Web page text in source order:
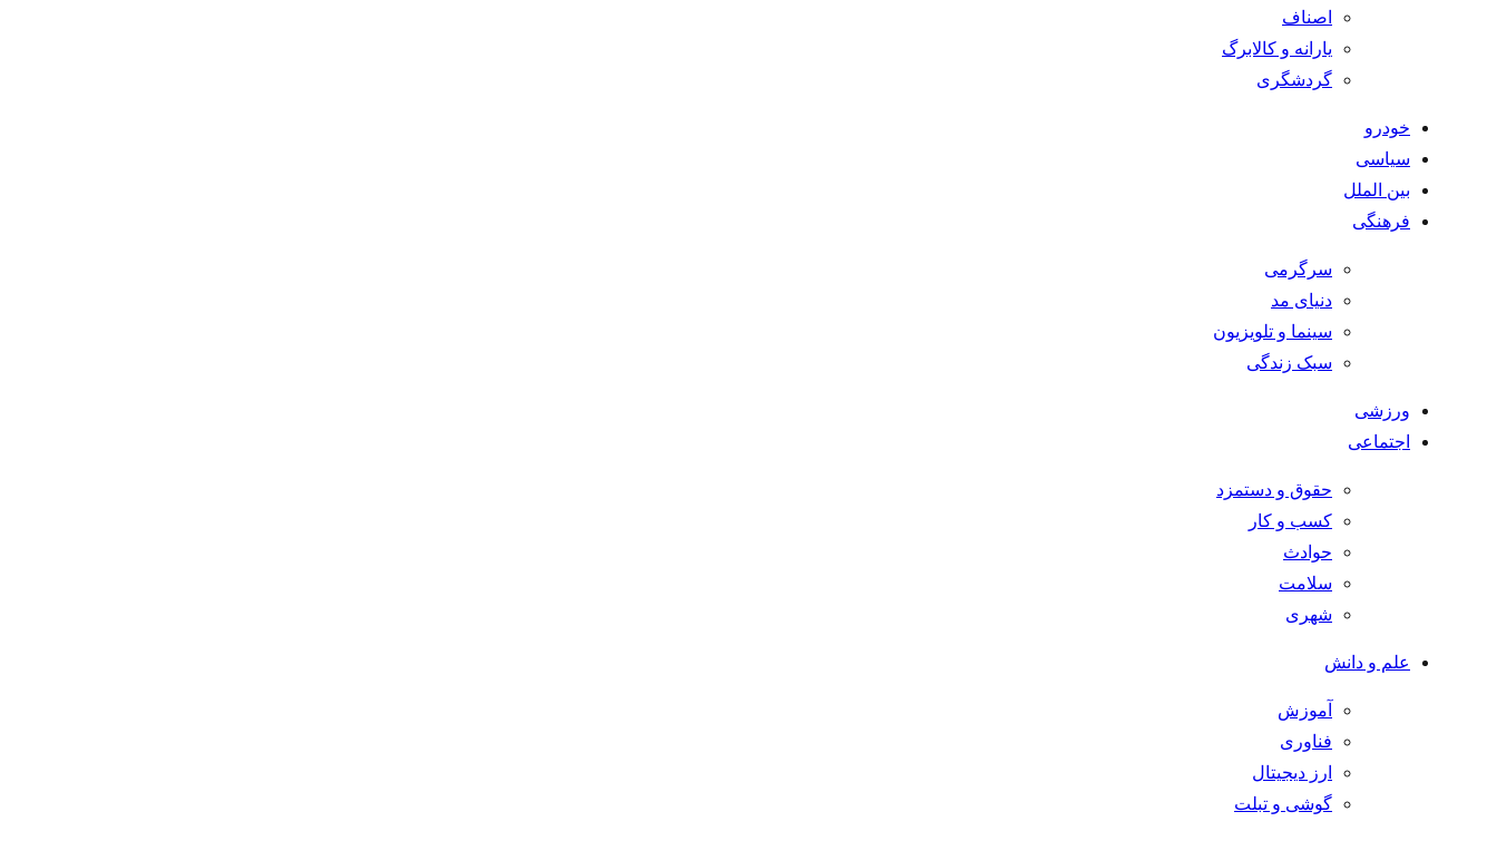
اصناف
یارانه و کالابرگ
گردشگری
خودرو
سیاسی
بین الملل
فرهنگی
سرگرمی
دنیای مد
سینما و تلویزیون
سبک زندگی
ورزشی
اجتماعی
حقوق و دستمزد
کسب و کار
حوادث
سلامت
شهری
علم و دانش
آموزش
فناوری
ارز دیجیتال
گوشی و تبلت